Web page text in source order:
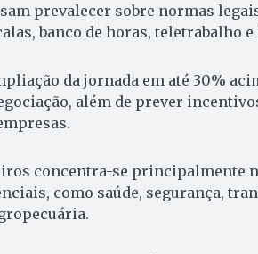
prevalecer sobre normas
banco de horas, teletrabalho
da jornada em até 30%
além de prever
concentra-se principalmente
como saúde, segurança,